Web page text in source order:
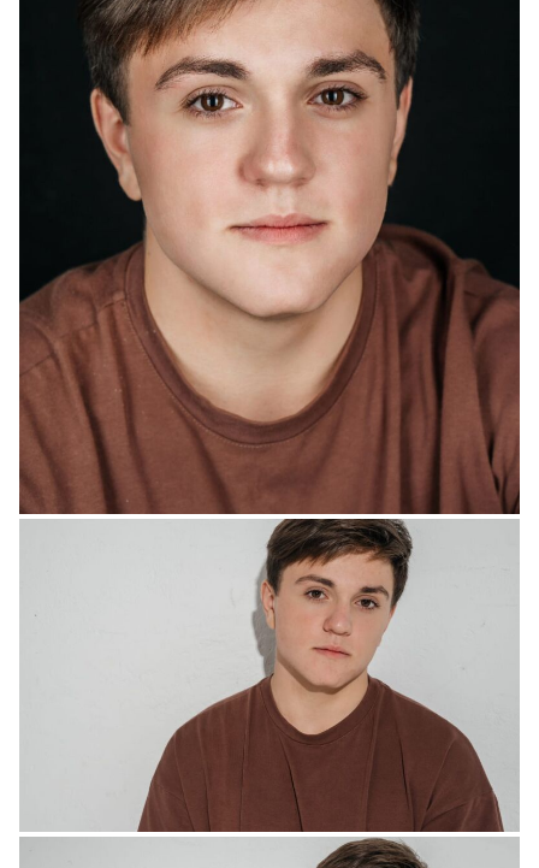
"Страсти по матвею" - одногруппник, реж. Сергей
Ильин
"Училки в законе 3" - школьник в учительской, реж.
Константин Колёсов
"Толкователь снов" - гопник, реж. Влад Николаев
"Любовная магия 2" - выпускник, реж. Каролина
Курбинская
"Блондинка и брюнетка" - бармен, реж. Олег Галин
2022 "Следствие вели" - полицейский, реж. Игорь Холодков
2022
"Девушки с Макаровым 2"- школьник, реж. Константин
Смирнов
2022 "Доктор Краснов" - пациент, реж. Алёна Райнер
2022 "Агентство" - студент, реж. Антон Меньшиков
2022 "Фишер" - пионер на поисках, реж. Сергей Тарамаев
2022 "Вызов" - велосипедист, реж. Клим Шопена
2022 "Патриот 3" - официант, реж. Николай Бурлак
"Влад A4" - Малой (Youtube)
"КВН высшая лига" - беквокалист, лягушёнок, реж.
"Суперлига" - ниндзя, ниндзя акробат, военный Южной
Кореи, реж. Александр Болтенко